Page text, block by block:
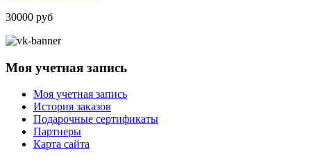
30000 руб
Моя учетная запись
Моя учетная запись
История заказов
Подарочные сертификаты
Партнеры
Карта сайта